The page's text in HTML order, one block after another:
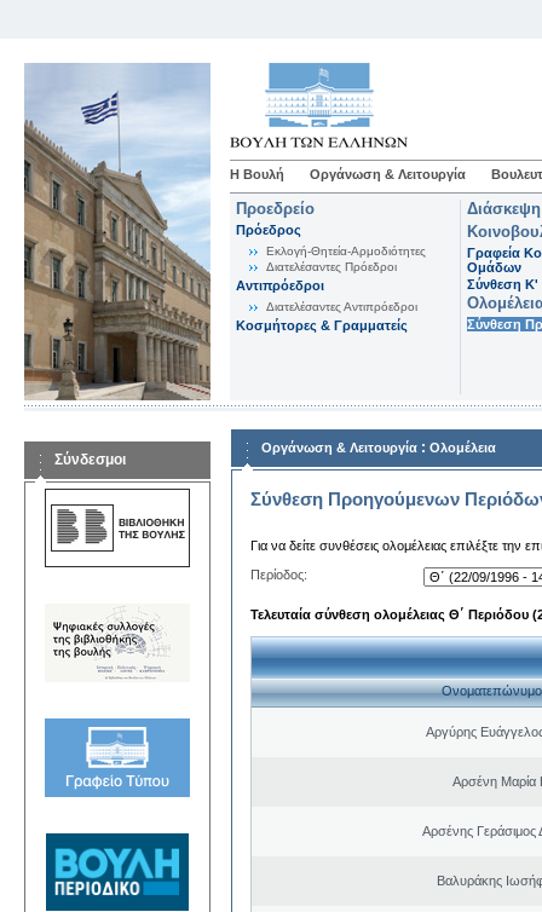
Η Βουλή Οργάνωση & Λειτουργία
Προεδρείο
Πρόεδρος
Εκλογή-Θητεία-Αρμοδιότητες
Διατελέσαντες Πρόεδροι
Αντιπρόεδροι
Διατελέσαντες Αντιπρόεδροι
Κοσμήτορες & Γραμματείς
Γραφεία
Ομάδων
Σύνθεση K'
Σύνθεση
Σύνδεσμοι
Οργάνωση & Λειτουργία : Ολομέλεια
Σύνθεση Προηγούμενων
Για να δείτε συνθέσεις ολομέλειας επιλέξτε την
Περίοδος:
Τελευταία σύνθεση ολομέλειας Θ΄ Περιόδου
Ονοματεπώνυμο
Αργύρης
Αρσένη Μαρία
Αρσένης Γεράσιμος
Βαλυράκης